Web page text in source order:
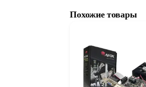
Full HD-
Система
Фирменная
легко
Отличный
Похожие товары